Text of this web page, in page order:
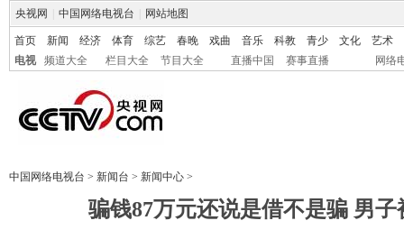
央视网 中国网络电视台 网站地图
首页 新闻 经济 体育 综艺 春晚 戏曲 音乐 科教 青少 文化
艺术
电视
频道大全 栏目大全 节目大全 直播中国 赛事直播 网络
中国网络电视台 > 新闻台 > 新闻中心 >
骗钱87万元还说是借不是骗 男子